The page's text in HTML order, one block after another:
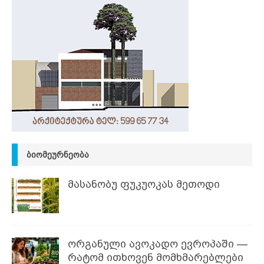
ᲑᲘᲝᲛᲔᲣᲠᲜᲔᲝᲑᲐ
მასანობუ ფუკუოკას მეთოდი
ორგანული ავოკადო ევროპაში —
რატომ ითხოვენ მომხმარებლები